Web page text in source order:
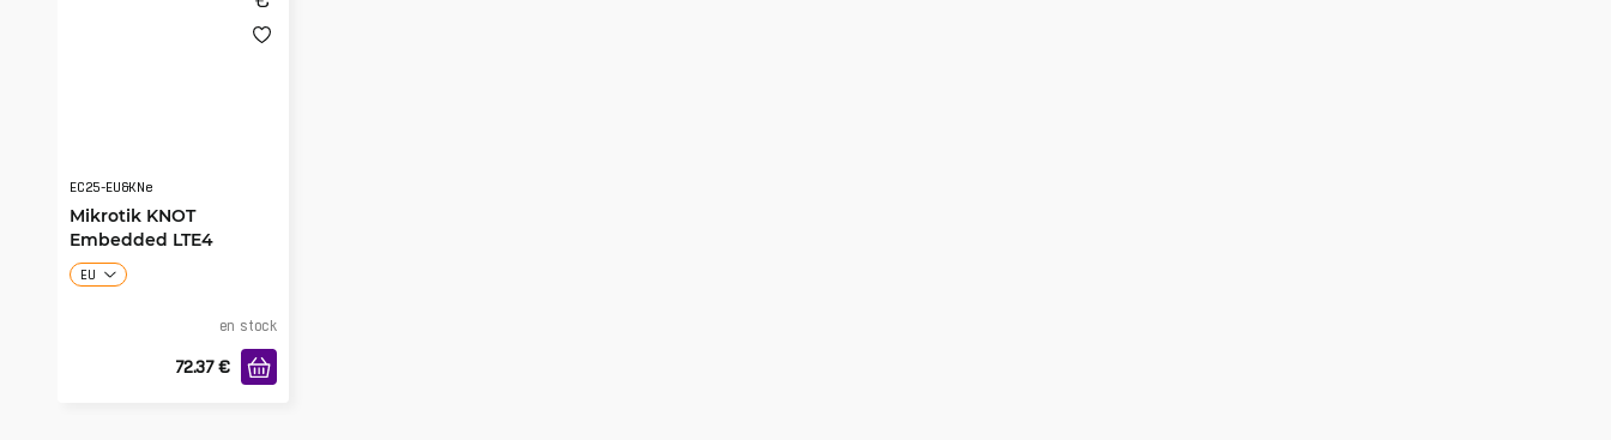
EC25-EU&KNe
Mikrotik KNOT
Embedded LTE4
EU
en stock
72.37 €